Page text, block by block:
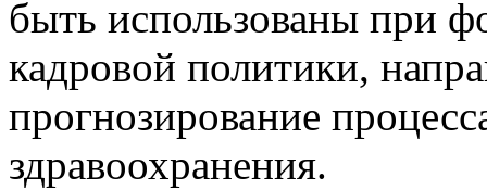
быть использованы при
кадровой политики,
прогнозирование
здравоохранения.